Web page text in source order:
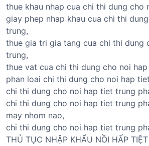
thue khau nhap cua chi thi dung cho
giay phep nhap khau cua chi thi
trung,
thue gia tri gia tang cua chi thi dung
trung,
thue vat cua chi thi dung cho noi
phan loai chi thi dung cho noi hap
chi thi dung cho noi hap tiet trung
chi thi dung cho noi hap tiet trung
may nhom nao,
chi thi dung cho noi hap tiet trung
THỦ TỤC NHẬP KHẨU NỒI HẤP